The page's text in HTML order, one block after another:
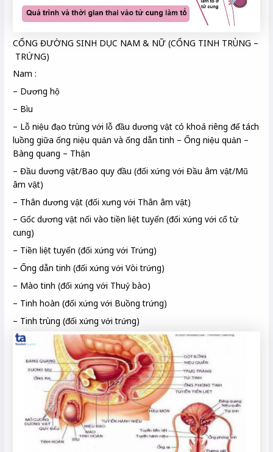
CỔNG ĐƯỜNG SINH DỤC NAM & NỮ (CỔNG TINH TRÙNG –
TRỨNG)
Nam :
– Dương hộ
– Bìu
– Lỗ niệu đạo trùng với lỗ đầu dương vật có khoá riêng để tách
luồng giữa ống niệu quản và ống dẫn tinh – Ống niệu quản –
Bàng quang – Thận
– Đầu dương vật/Bao quy đầu (đối xứng với Đầu âm vật/Mũ
âm vật)
– Thân dương vật (đối xưng với Thân âm vật)
– Gốc dương vật nối vào tiền liệt tuyến (đối xứng với cổ tử
cung)
– Tiền liệt tuyến (đối xứng với Trứng)
– Ống dẫn tinh (đối xứng với Vòi trứng)
– Mào tinh (đối xứng với Thuỷ bào)
– Tinh hoàn (đối xứng với Buồng trứng)
– Tinh trùng (đối xứng với trứng)